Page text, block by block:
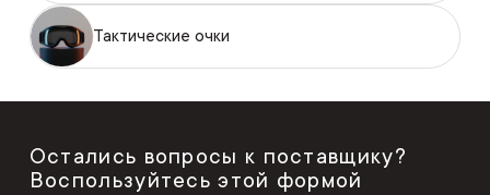
Тактические очки
Остались вопросы к поставщику?
Воспользуйтесь этой формой